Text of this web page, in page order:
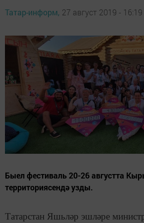
Татар-информ, 27 август 2019 - 16:19
Быел фестиваль 20-26 августта
территориясендә узды.
Татарстан Яшьләр эшләре